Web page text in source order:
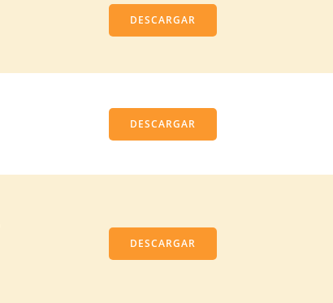
DESCARGAR
DESCARGAR
DESCARGAR